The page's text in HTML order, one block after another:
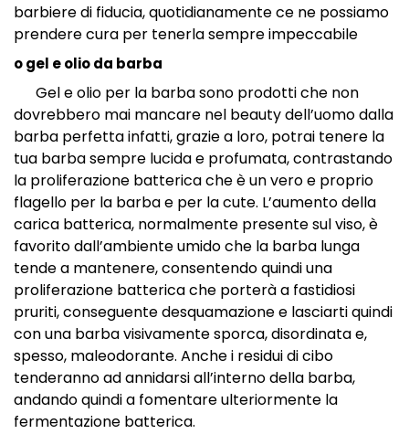
barbiere di fiducia, quotidianamente ce ne possiamo
prendere cura per tenerla sempre impeccabile
o gel e olio da barba
Gel e olio per la barba sono prodotti che non
dovrebbero mai mancare nel beauty dell’uomo dalla
barba perfetta infatti, grazie a loro, potrai tenere la
tua barba sempre lucida e profumata, contrastando
la proliferazione batterica che è un vero e proprio
flagello per la barba e per la cute. L’aumento della
carica batterica, normalmente presente sul viso, è
favorito dall’ambiente umido che la barba lunga
tende a mantenere, consentendo quindi una
proliferazione batterica che porterà a fastidiosi
pruriti, conseguente desquamazione e lasciarti quindi
con una barba visivamente sporca, disordinata e,
spesso, maleodorante. Anche i residui di cibo
tenderanno ad annidarsi all’interno della barba,
andando quindi a fomentare ulteriormente la
fermentazione batterica.